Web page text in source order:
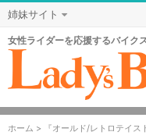
姉妹サイト
女性ライダーを応援するバイク
ホーム > 『オールド/レトロテイス